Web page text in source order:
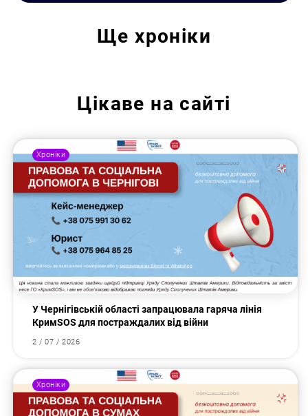
Щехроніки
Цікаве на сайті
Хроніки
У Чернігівській області запрацювала гаряча лінія
КримSOS для постраждалих від війни
2 / 07 / 2026
Хроніки